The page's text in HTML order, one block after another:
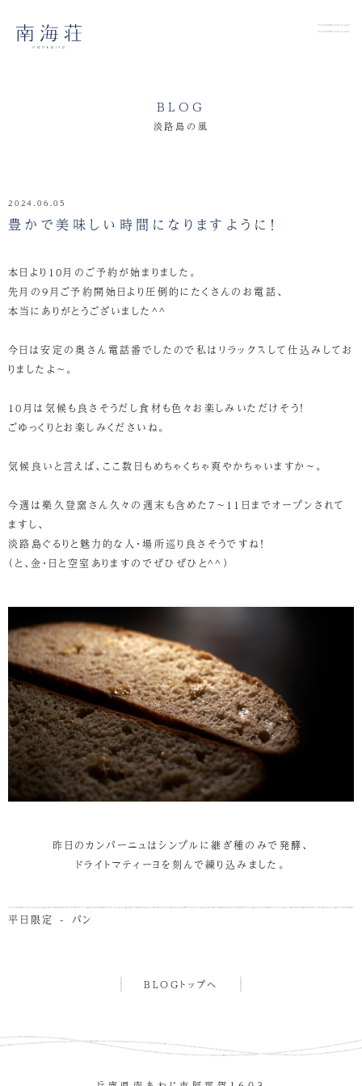
BLOG
淡路島の風
2024.06.05
豊かで美味しい時間になりますように！
本日より10月のご予約が始まりました。
先月の9月ご予約開始日より圧倒的にたくさんのお電話、
本当にありがとうございました^^
今日は安定の奥さん電話番でしたので私はリラックスして仕込みしてお
りましたよ～。
10月は気候も良さそうだし食材も色々お楽しみいただけそう！
ごゆっくりとお楽しみくださいね。
気候良いと言えば、ここ数日もめちゃくちゃ爽やかちゃいますか～。
今週は樂久登窯さん久々の週末も含めた7～11日までオープンされて
ますし、
淡路島ぐるりと魅力的な人・場所巡り良さそうですね！
（と、金・日と空室ありますのでぜひぜひと^^）
昨日のカンパーニュはシンプルに継ぎ種のみで発酵、
ドライトマティーヨを刻んで練り込みました。
平日限定 - パン
BLOGトップへ